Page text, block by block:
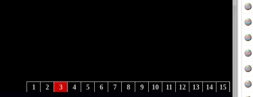
15
14
13
12
11
10
9
8
7
6
5
4
3
2
1